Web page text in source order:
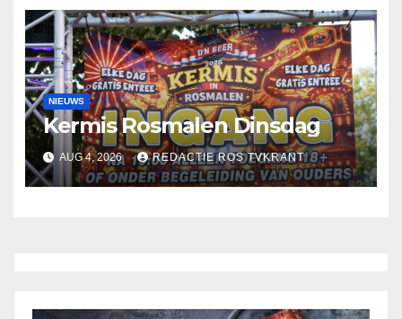
NIEUWS
Kermis Rosmalen Dinsdag
AUG 4, 2026 REDACTIE ROS TVKRANT